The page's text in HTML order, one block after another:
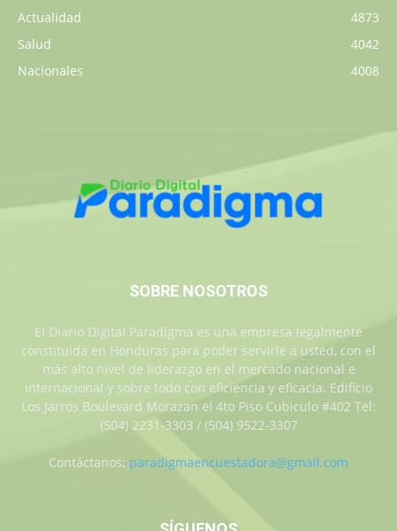
Actualidad
4873
Salud
4042
Nacionales
4008
SOBRE NOSOTROS
El Diario Digital Paradigma es una empresa legalmente
constituida en Honduras para poder servirle a usted, con el
más alto nivel de liderazgo en el mercado nacional e
internacional y sobre todo con eficiencia y eficacia. Edificio
Los Jarros Boulevard Morazan el 4to Piso Cubiculo #402 Tel:
(504) 2231-3303 / (504) 9522-3307
Contáctanos: paradigmaencuestadora@gmail.com